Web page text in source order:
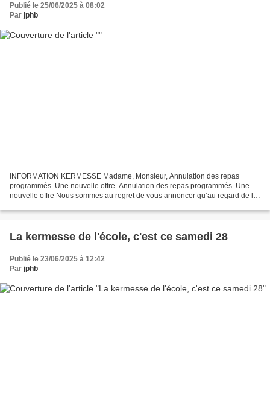
Publié le 25/06/2025 à 08:02
Par jphb
INFORMATION KERMESSE Madame, Monsieur, Annulation des repas
programmés. Une nouvelle offre. Annulation des repas programmés. Une
nouvelle offre Nous sommes au regret de vous annoncer qu’au regard de la
La kermesse de l'école, c'est ce samedi 28
Publié le 23/06/2025 à 12:42
Par jphb